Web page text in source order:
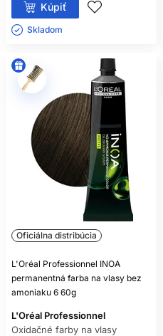
Kúpiť
Skladom ㅤ
Oficiálna distribúcia
L'Oréal Professionnel INOA
permanentná farba na vlasy bez
amoniaku 6 60g
L'Oréal Professionnel
Oxidačné farby na vlasy